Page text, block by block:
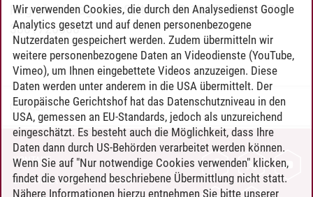
Hogrefe Verlag. 108 Seiten, EUR 19,95, ISBN: 978-
3801726508
04.08.2016
KONTAKT
LEUPHANA ALS ARBEITGEBER
Wir verwenden Cookies, die durch den Analysedienst Google
Analytics gesetzt und auf denen personenbezogene
Nutzerdaten gespeichert werden. Zudem übermitteln wir
weitere personenbezogene Daten an Videodienste (YouTube,
Vimeo), um Ihnen eingebettete Videos anzuzeigen. Diese
Daten werden unter anderem in die USA übermittelt. Der
Europäische Gerichtshof hat das Datenschutzniveau in den
USA, gemessen an EU-Standards, jedoch als unzureichend
eingeschätzt. Es besteht auch die Möglichkeit, dass Ihre
Daten dann durch US-Behörden verarbeitet werden können.
Wenn Sie auf "Nur notwendige Cookies verwenden" klicken,
findet die vorgehend beschriebene Übermittlung nicht statt.
Nähere Informationen hierzu entnehmen Sie bitte unserer